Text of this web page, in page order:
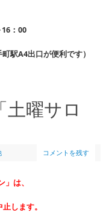
：00
駅A4出口が便利です）
土曜サロ
コメントを残す
は、
します。